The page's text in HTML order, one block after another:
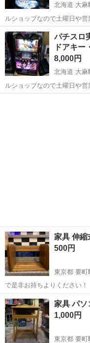
北海道 大麻
ルショップなので土曜日や営
で 引き取りの日…
北海道 江別市 大麻駅
パチスロ
ドアキ
8,000円
北海道 大麻
ルショップなので土曜日や営
で 引き取りの日…
家具 伸縮
500円
東京都 要町
で是非お持ちよりください
ア…
東京 豊島区 要町駅
家具 パソ
1,000円
東京都 要町